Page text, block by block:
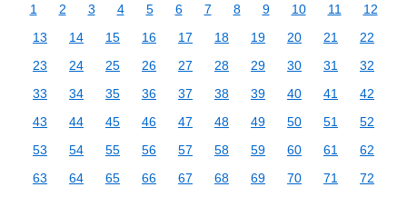
1 2 3 4 5 6 7 8 9 10 11
12
13
14 15 16 17 18 19 20 21
22
23
24 25 26 27 28 29 30 31
32
33
34 35 36 37 38 39 40 41
42
43
44 45 46 47 48 49 50 51
52
53
54 55 56 57 58 59 60 61
62
63
64 65 66 67 68 69 70 71
72